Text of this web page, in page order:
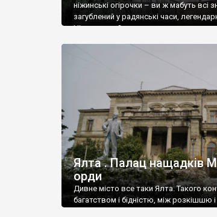
ніжинські огірочки – ви ж мабуть всі
загублений у радянські часи,
Ніжин греки?
Ялта . Палац нащадків
орди
Дивне місто все таки Ялта. Такого
багатством і бідністю, між розкішшю